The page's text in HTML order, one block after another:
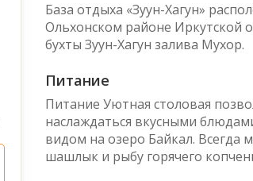
База отдыха «Зуун-Хагун»
Ольхонском районе Иркутской
бухты Зуун-Хагун залива Мухор.
Питание
Питание Уютная столовая
наслаждаться вкусными
видом на озеро Байкал. Всегда
шашлык и рыбу горячего